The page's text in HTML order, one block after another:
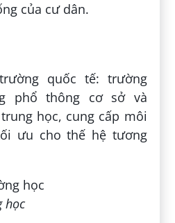
của cư dân.
quốc tế: trường
phổ thông cơ sở và
học, cung cấp môi
ưu cho thế hệ tương
học